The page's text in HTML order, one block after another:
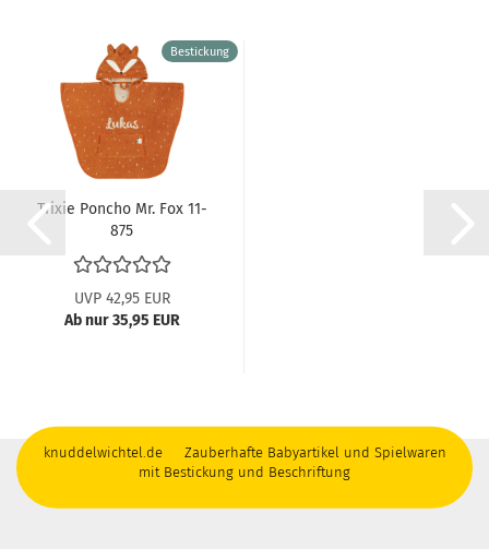
Bestickung
Trixie Poncho Mr. Fox 11-
875
UVP 42,95 EUR
Ab nur 35,95 EUR
knuddelwichtel.de Zauberhafte Babyartikel und Spielwaren
mit Bestickung und Beschriftung